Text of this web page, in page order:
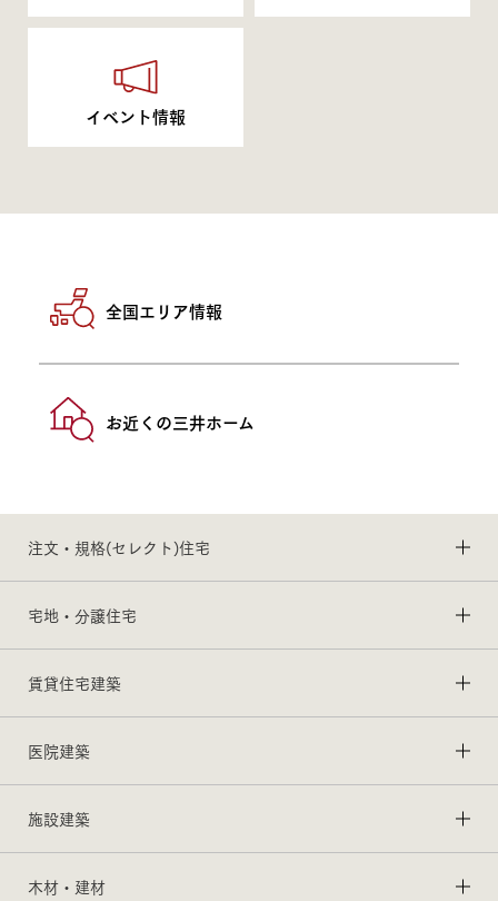
イベント情報
全国エリア情報
お近くの三井ホーム
注文・規格(セレクト)住宅
宅地・分譲住宅
賃貸住宅建築
医院建築
施設建築
木材・建材